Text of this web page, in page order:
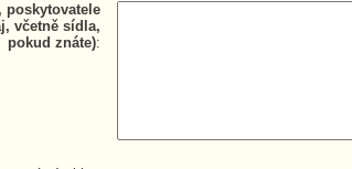
poskytovatele
včetně sídla,
pokud znáte):